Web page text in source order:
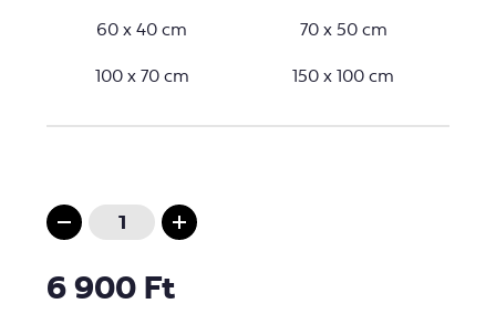
60 x 40 cm
70 x 50 cm
100 x 70 cm
150 x 100 cm
6 900 Ft